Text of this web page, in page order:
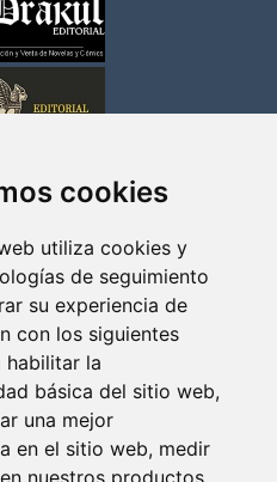
cookies
utiliza cookies y
de seguimiento
su experiencia de
con los siguientes
habilitar la
básica del sitio web,
una mejor
en el sitio web, medir
nuestros productos
LA ACTRIZ MAS GUAPA DE
RICKARDS), LAS FOTOS
LA ALIADA DE ARROW